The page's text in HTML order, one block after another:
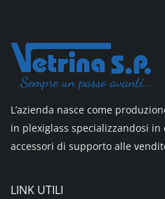
L’azienda nasce come
in plexiglass specializzandosi
accessori di supporto alle
LINK UTILI